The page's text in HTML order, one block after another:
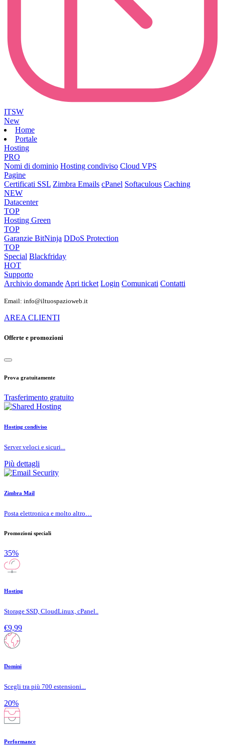
ITSW
New
Home
Portale
Hosting
PRO
Nomi di dominio Hosting condiviso Cloud VPS
Pagine
Certificati SSL Zimbra Emails cPanel Softaculous Caching
NEW
Datacenter
TOP
Hosting Green
TOP
Garanzie BitNinja DDoS Protection
TOP
Special Blackfriday
HOT
Supporto
Archivio domandeApri ticket Login Comunicati Contatti
Email: info@iltuospazioweb.it
AREA CLIENTI
Offerte e promozioni
Prova gratuitamente
Trasferimento gratuito
Hosting condiviso
Server veloci e sicuri...
Più dettagli
Zimbra Mail
Posta elettronica e molto altro…
Promozioni speciali
35%
Hosting
Storage SSD, CloudLinux, cPanel..
€9,99
Domini
Scegli tra più 700 estensioni...
20%
Performance